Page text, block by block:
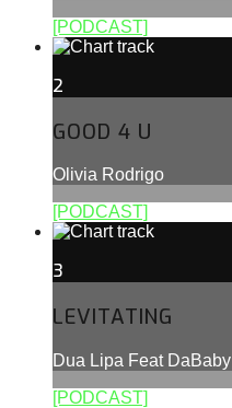
[PODCAST]
2
GOOD 4 U
Olivia Rodrigo
[PODCAST]
3
LEVITATING
Dua Lipa Feat DaBaby
[PODCAST]